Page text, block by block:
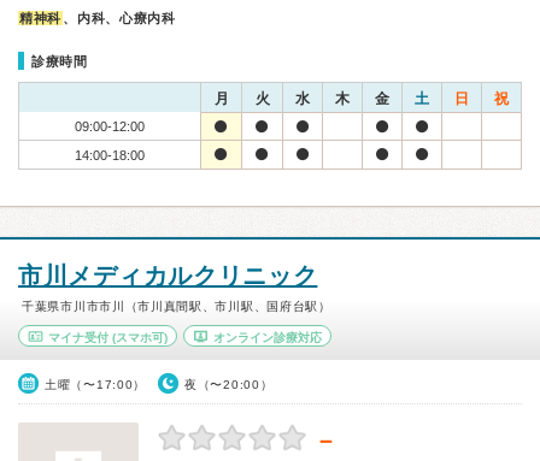
精神科 、内科、心療内科
診療時間
月 火 水 木 金 土 日 祝
09:00-12:00
14:00-18:00
市川メディカルクリニック
千葉県市川市市川（市川真間駅、市川駅、国府台駅）
マイナ受付 (スマホ可) オンライン診療対応
土曜（〜17:00） 夜（〜20:00）
－